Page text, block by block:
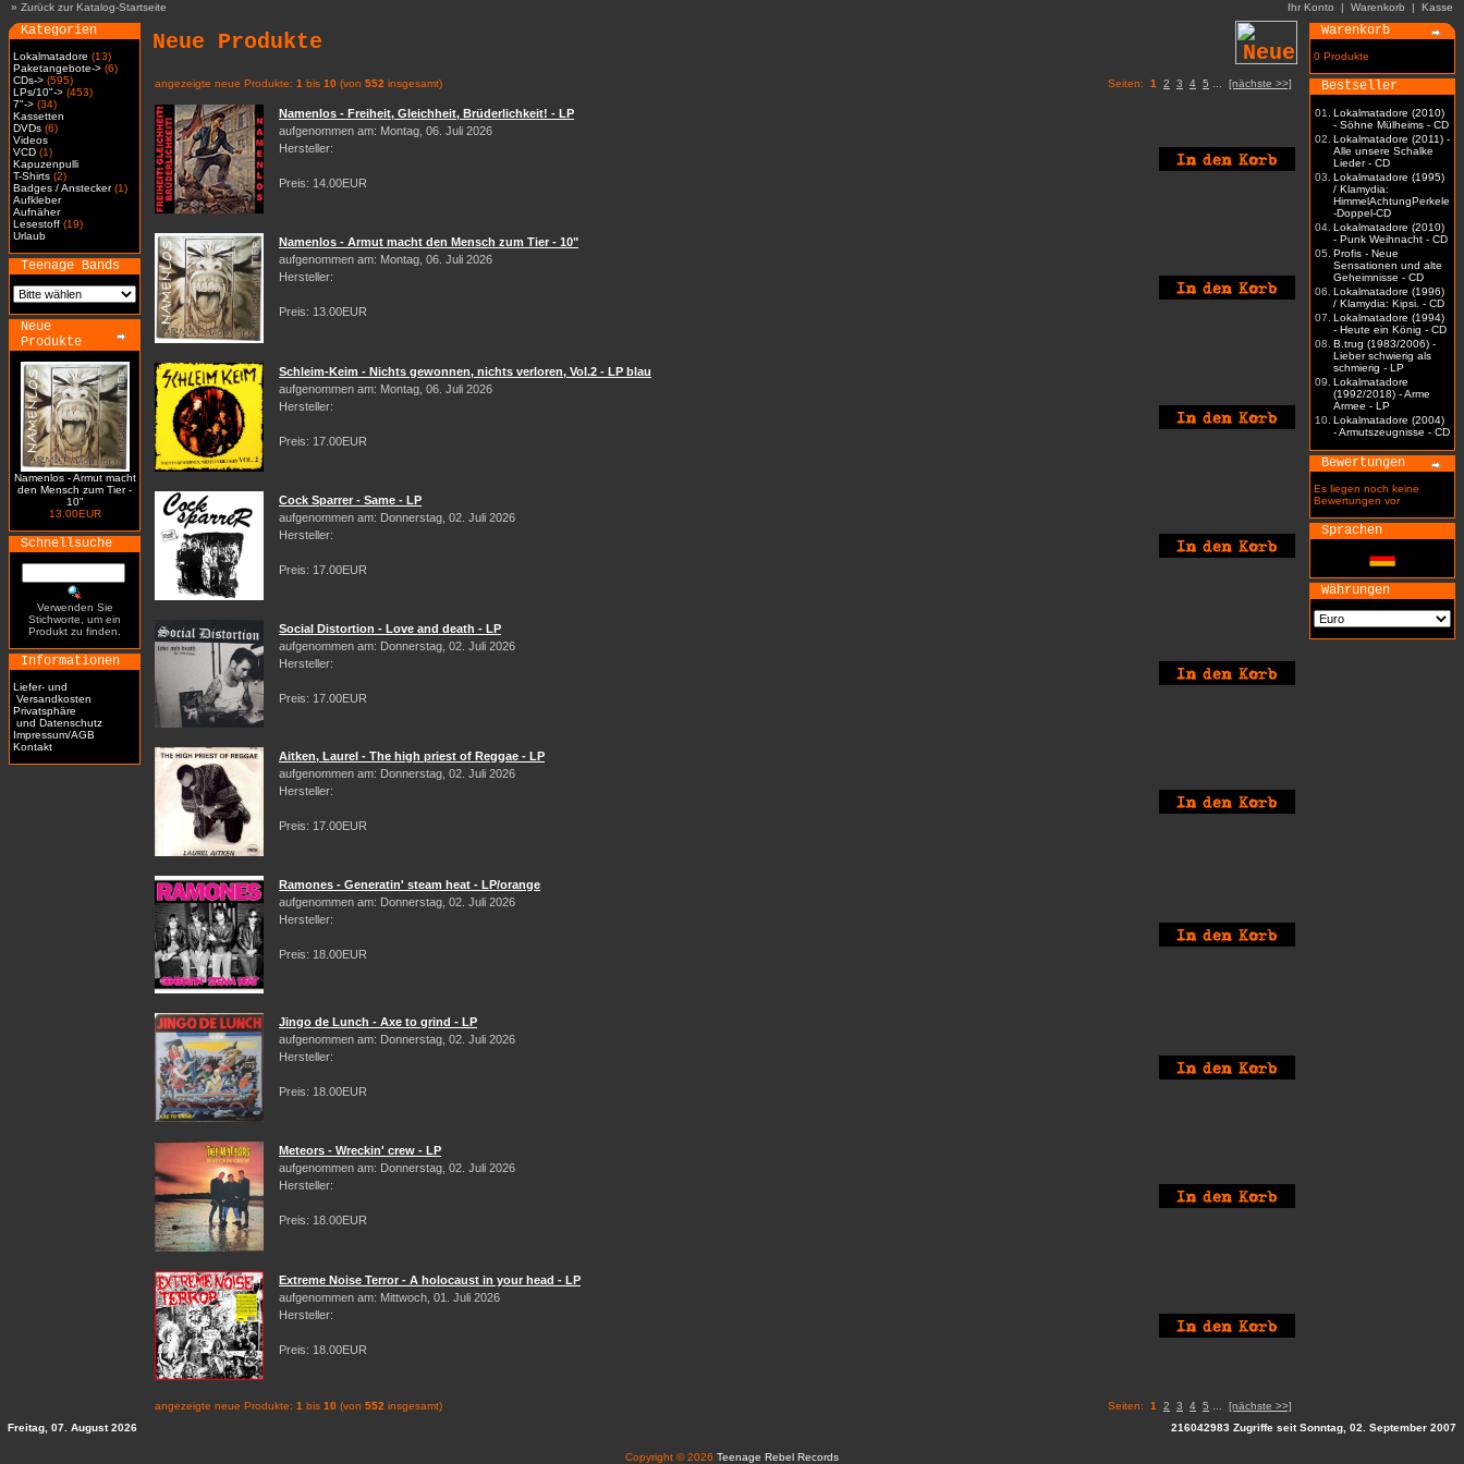
» Zurück zur Katalog-Startseite Ihr Konto | Warenkorb | Kasse
Kategorien
Lokalmatadore (13)
Paketangebote-> (6)
CDs-> (595)
LPs/10"-> (453)
7"-> (34)
Kassetten
DVDs (6)
Videos
VCD (1)
Kapuzenpulli
T-Shirts (2)
Badges / Anstecker(1)
Aufkleber
Aufnäher
Lesestoff (19)
Urlaub
Teenage Bands
Neue
Produkte
Namenlos - Armut macht
den Mensch zum Tier -
10"
13.00EUR
Schnellsuche
Verwenden Sie
Stichworte, um ein
Produkt zu finden.
Informationen
Liefer- und
Versandkosten
Privatsphäre
und Datenschutz
Impressum/AGB
Kontakt
Neue Produkte
angezeigte neue Produkte: 1 bis 10 (von 552 insgesamt) Seiten: 1 2 3 4 5 [nächste >>]
Namenlos - Freiheit, Gleichheit, Brüderlichkeit! - LP
aufgenommen am: Montag, 06. Juli 2026
Hersteller:
Preis: 14.00EUR
Namenlos - Armut macht den Mensch zum Tier - 10"
aufgenommen am: Montag, 06. Juli 2026
Hersteller:
Preis: 13.00EUR
Schleim-Keim - Nichts gewonnen, nichts verloren, Vol.2 - LP blau
aufgenommen am: Montag, 06. Juli 2026
Hersteller:
Preis: 17.00EUR
Cock Sparrer - Same - LP
aufgenommen am: Donnerstag, 02. Juli 2026
Hersteller:
Preis: 17.00EUR
Social Distortion - Love and death - LP
aufgenommen am: Donnerstag, 02. Juli 2026
Hersteller:
Preis: 17.00EUR
Aitken, Laurel - The high priest of Reggae - LP
aufgenommen am: Donnerstag, 02. Juli 2026
Hersteller:
Preis: 17.00EUR
Ramones - Generatin' steam heat - LP/orange
aufgenommen am: Donnerstag, 02. Juli 2026
Hersteller:
Preis: 18.00EUR
Jingo de Lunch - Axe to grind - LP
aufgenommen am: Donnerstag, 02. Juli 2026
Hersteller:
Preis: 18.00EUR
Meteors - Wreckin' crew - LP
aufgenommen am: Donnerstag, 02. Juli 2026
Hersteller:
Preis: 18.00EUR
Extreme Noise Terror - A holocaust in your head - LP
aufgenommen am: Mittwoch, 01. Juli 2026
Hersteller:
Preis: 18.00EUR
angezeigte neue Produkte: 1 bis 10 (von 552 insgesamt) Seiten: 1 2 3 4 5 [nächste >>]
Warenkorb
0 Produkte
Bestseller
01.
Lokalmatadore (2010)
- Söhne Mülheims - CD
02. Lokalmatadore (2011) -
Alle unsere Schalke
Lieder - CD
03. Lokalmatadore (1995)
/ Klamydia:
HimmelAchtungPerkele
-Doppel-CD
04. Lokalmatadore (2010)
- Punk Weihnacht - CD
05. Profis - Neue
Sensationen und alte
Geheimnisse - CD
06. Lokalmatadore (1996)
/ Klamydia: Kipsi. - CD
07. Lokalmatadore (1994)
- Heute ein König - CD
08. B.trug (1983/2006) -
Lieber schwierig als
schmierig - LP
09. Lokalmatadore
(1992/2018) - Arme
Armee - LP
10. Lokalmatadore (2004)
- Armutszeugnisse - CD
Bewertungen
Es liegen noch keine
Bewertungen vor
Sprachen
Währungen
Freitag, 07. August 2026 216042983 Zugriffe seit Sonntag, 02. September 2007
Copyright © 2026 Teenage Rebel Records